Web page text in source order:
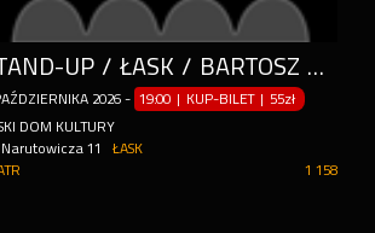
STAND-UP / ŁASK / BARTOSZ ZALEWSKI - "MYŚLĘ WIĘC PIERDZĘ"
2026 - 19:00 | KUP-BILET | 55zł
DOM KULTURY
11
ŁASK
1 158